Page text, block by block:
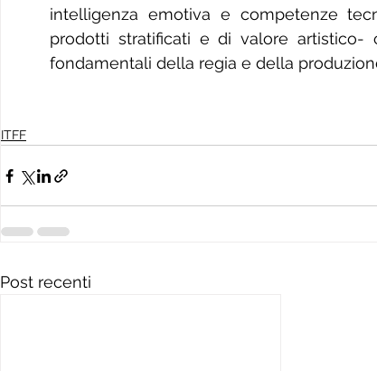
intelligenza emotiva e competenze
prodotti stratificati e di valore artistico-
fondamentali della regia e della
ITFF
Post recenti